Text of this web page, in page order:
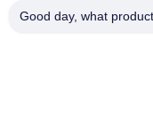
Zona de
Good day, what